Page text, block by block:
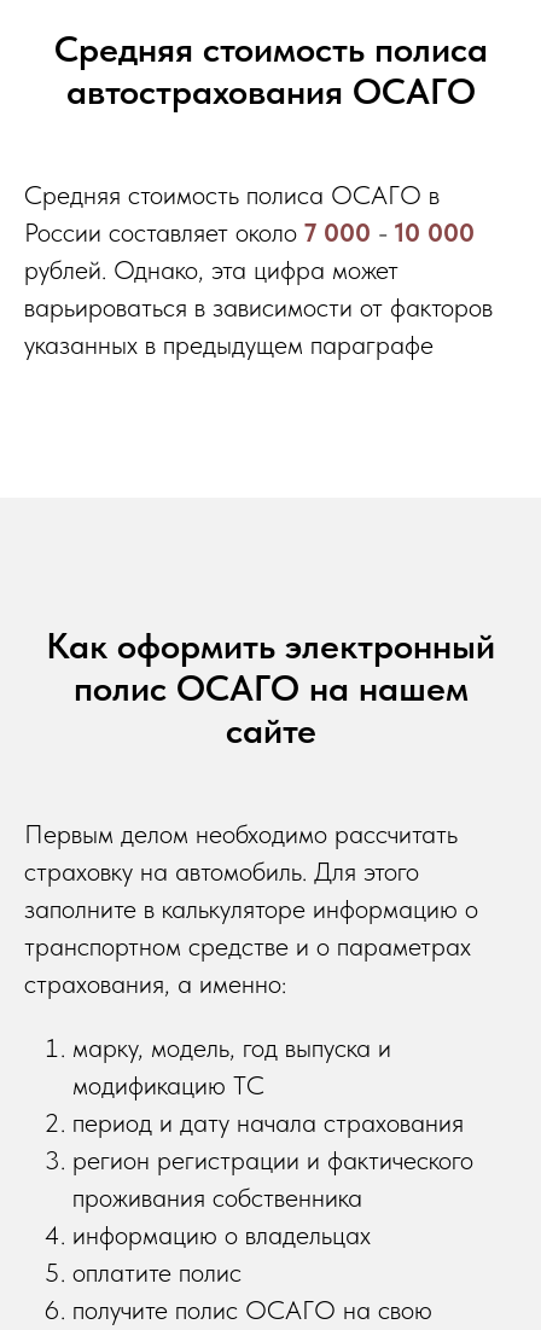
Средняя стоимость полиса
автострахования ОСАГО
Средняя стоимость полиса ОСАГО в
России составляет около 7 000 - 10 000
рублей. Однако, эта цифра может
варьироваться в зависимости от факторов
указанных в предыдущем параграфе
Как оформить электронный
полис ОСАГО на нашем
сайте
Первым делом необходимо рассчитать
страховку на автомобиль. Для этого
заполните в калькуляторе информацию о
транспортном средстве и о параметрах
страхования, а именно:
марку, модель, год выпуска и
модификацию ТС
период и дату начала страхования
регион регистрации и фактического
проживания собственника
информацию о владельцах
оплатите полис
получите полис ОСАГО на свою